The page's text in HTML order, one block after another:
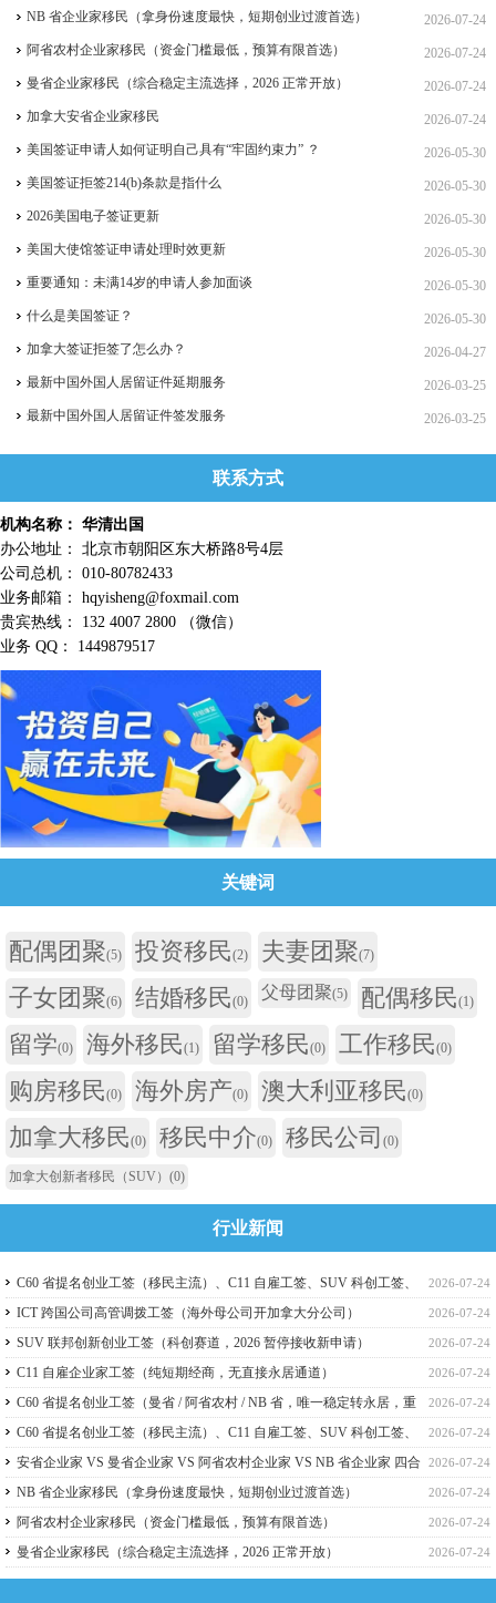
四合一详细对比（2026 年 7 月最新官方政策） 2026-07-24
NB 省企业家移民（拿身份速度最快，短期创业过渡首选）
2026-07-24
阿省农村企业家移民（资金门槛最低，预算有限首选）
2026-07-24
曼省企业家移民（综合稳定主流选择，2026 正常开放）
2026-07-24
加拿大安省企业家移民
2026-05-30
美国签证申请人如何证明自己具有“牢固约束力” ？
2026-05-30
美国签证拒签214(b)条款是指什么
2026-05-30
2026美国电子签证更新
2026-05-30
美国大使馆签证申请处理时效更新
2026-05-30
重要通知：未满14岁的申请人参加面谈
2026-05-30
什么是美国签证？
2026-04-27
加拿大签证拒签了怎么办？
2026-03-25
最新中国外国人居留证件延期服务
2026-03-25
最新中国外国人居留证件签发服务
联系方式
机构名称： 华清出国
办公地址： 北京市朝阳区东大桥路8号4层
公司总机： 010-80782433
业务邮箱： hqyisheng@foxmail.com
贵宾热线： 132 4007 2800 （微信）
业务 QQ： 1449879517
关键词
配偶团聚(5) 投资移民(2) 夫妻团聚(7)
子女团聚(6) 结婚移民(0) 父母团聚(5) 配偶移民(1)
留学(0) 海外移民(1) 留学移民(0) 工作移民(0)
购房移民(0) 海外房产(0) 澳大利亚移民(0)
加拿大移民(0) 移民中介(0) 移民公司 (0)
加拿大创新者移民（SUV） (0)
行业新闻
2026-07-24
C60 省提名创业工签（移民主流）、C11 自雇工签、SUV 科创工签、
ICT 跨国高管工签比较
2026-07-24
ICT 跨国公司高管调拨工签（海外母公司开加拿大分公司）
2026-07-24
SUV 联邦创新创业工签（科创赛道，2026 暂停接收新申请）
2026-07-24
C11 自雇企业家工签（纯短期经商，无直接永居通道）
2026-07-24
C60 省提名创业工签（曼省 / 阿省农村 / NB 省，唯一稳定转永居，重
点）
2026-07-24
C60 省提名创业工签（移民主流）、C11 自雇工签、SUV 科创工签、
ICT 跨国高管工签
2026-07-24
安省企业家 VS 曼省企业家 VS 阿省农村企业家 VS NB 省企业家 四合
一详细对比（2026 年 7 月最新官方政策）
2026-07-24
NB 省企业家移民（拿身份速度最快，短期创业过渡首选）
2026-07-24
阿省农村企业家移民（资金门槛最低，预算有限首选）
2026-07-24
曼省企业家移民（综合稳定主流选择，2026 正常开放）